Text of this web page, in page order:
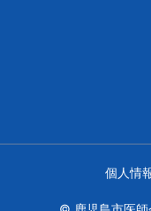
個人情